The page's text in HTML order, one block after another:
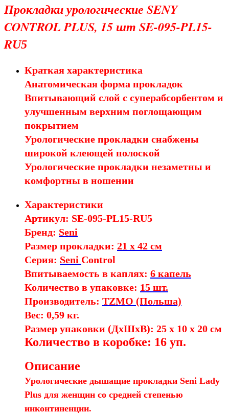
Прокладки урологические SENY
CONTROL PLUS, 15 шт SE-095-PL15-
RU5
Краткая характеристика
Анатомическая форма прокладок
Впитывающий слой с суперабсорбентом и
улучшенным верхним поглощающим
покрытием
Урологические прокладки снабжены
широкой клеющей полоской
Урологические прокладки незаметны и
комфортны в ношении
Характеристики
Артикул: SE-095-PL15-RU5
Бренд: Seni
Размер прокладки: 21 x 42 см
Серия: Seni Control
Впитываемость в каплях: 6 капель
Количество в упаковке: 15 шт.
Производитель: TZMO (Польша)
Вес: 0,59 кг.
Размер упаковки (ДхШхВ): 25 x 10 x 20 см
Количество в коробке: 16 уп.
Описание
Урологические дышащие прокладки Seni Lady
Plus для женщин со средней степенью
инконтиненции.